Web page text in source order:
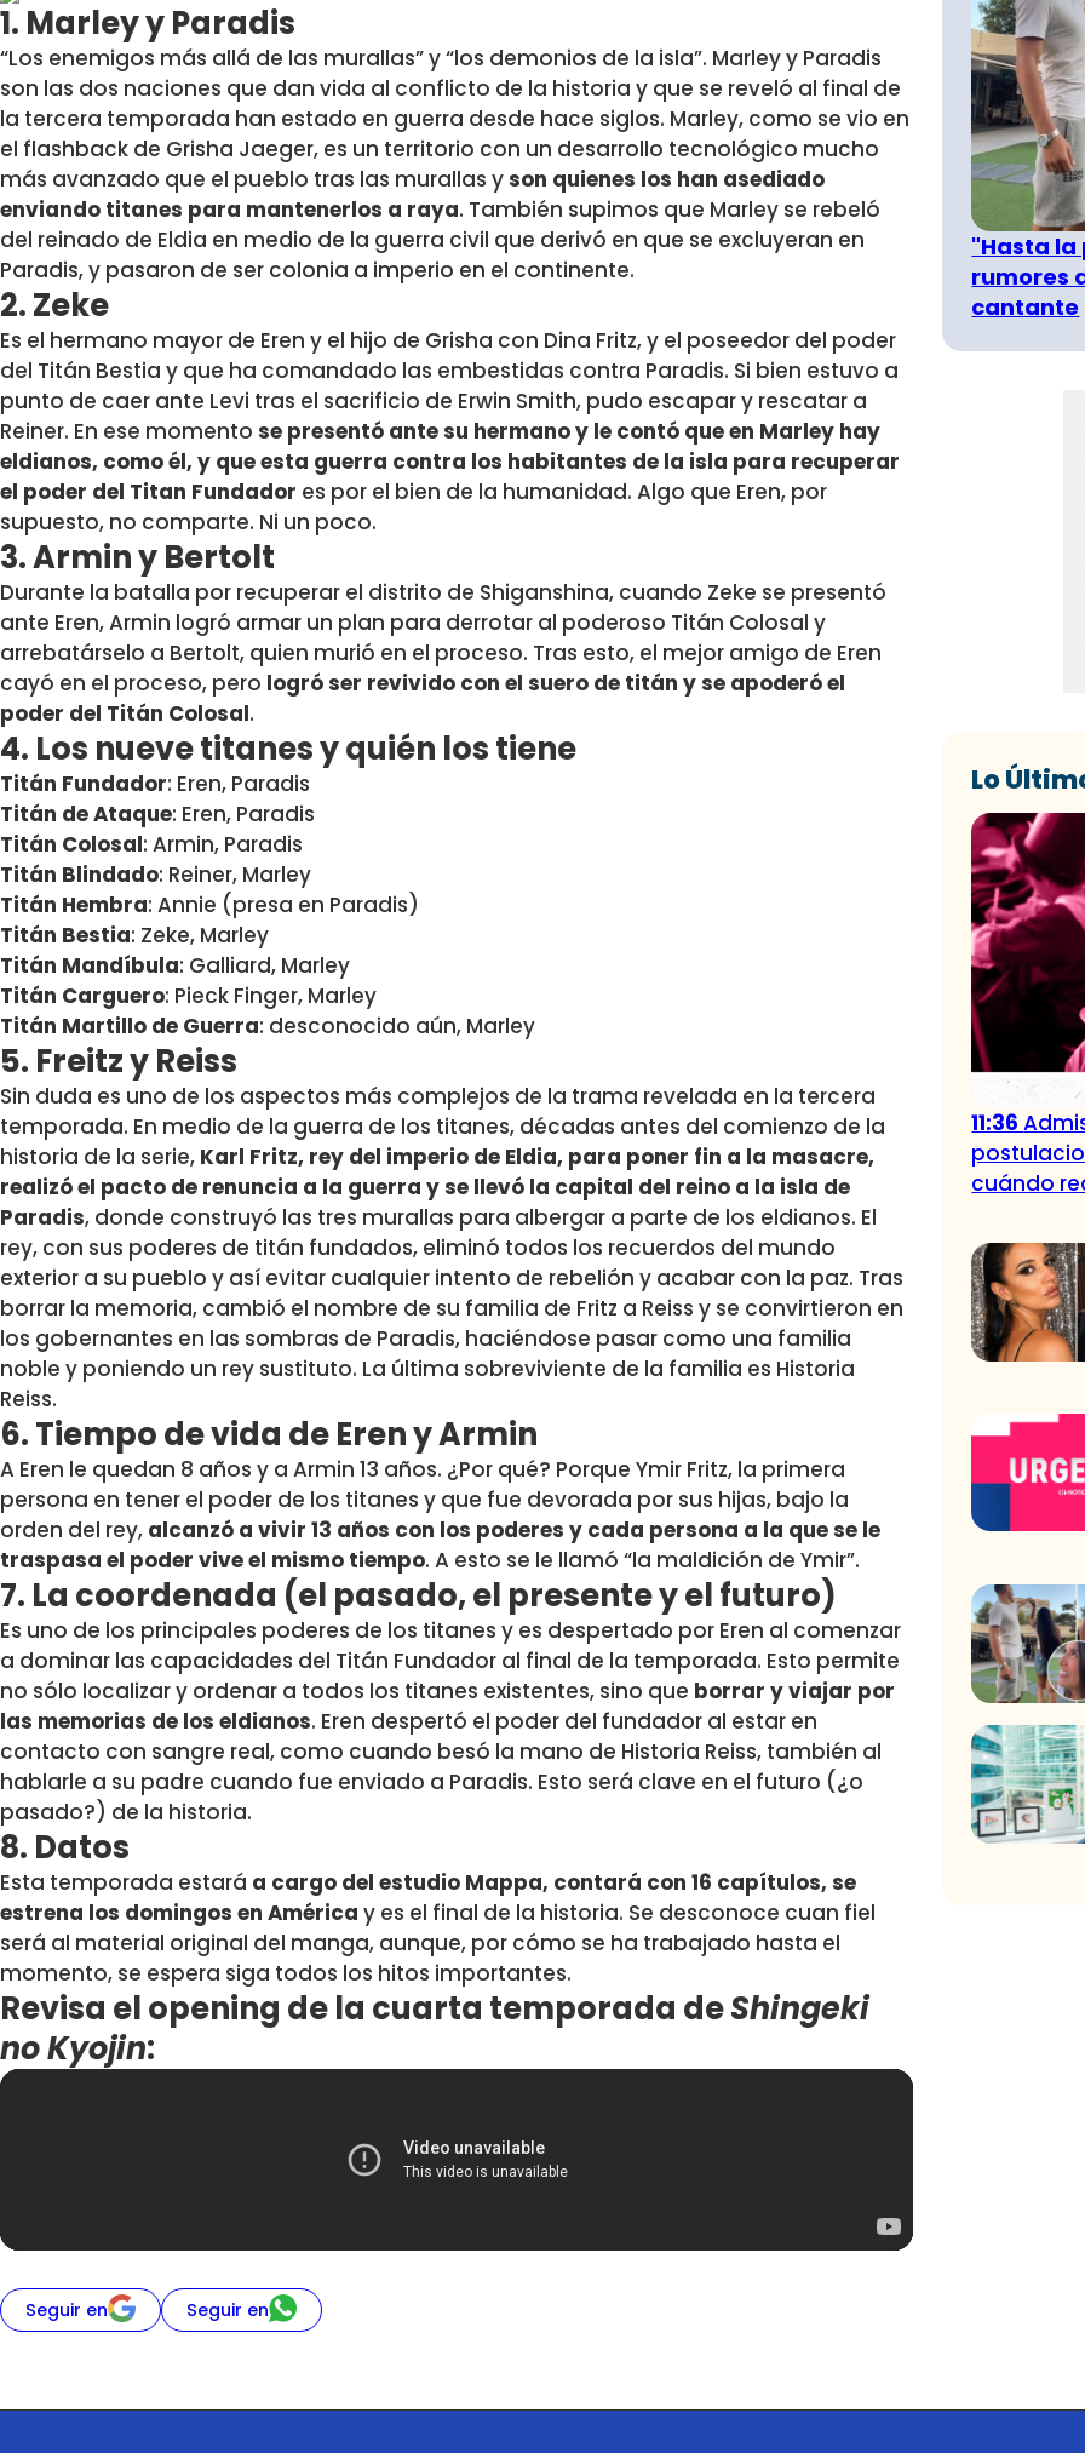
1. Marley y Paradis
“Los enemigos más allá de las murallas” y “los demonios de la isla”. Marley y Paradis
son las dos naciones que dan vida al conflicto de la historia y que se reveló al final de
la tercera temporada han estado en guerra desde hace siglos. Marley, como se vio en
el flashback de Grisha Jaeger, es un territorio con un desarrollo tecnológico mucho
más avanzado que el pueblo tras las murallas yson quienes los han asediado
enviando titanes para mantenerlos a raya. También supimos que Marley se rebeló
del reinado de Eldia en medio de la guerra civil que derivó en que se excluyeran en
Paradis, y pasaron de ser colonia a imperio en el continente.
2. Zeke
Es el hermano mayor de Eren y el hijo de Grisha con Dina Fritz, y el poseedor del poder
del Titán Bestia y que ha comandado las embestidas contra Paradis. Si bien estuvo a
punto de caer ante Levi tras el sacrificio de Erwin Smith, pudo escapar y rescatar a
Reiner. En ese momento se presentó ante su hermano y le contó que en Marley hay
eldianos, como él, y que esta guerra contra los habitantes de la isla para recuperar
el poder del Titan Fundador es por el bien de la humanidad. Algo que Eren, por
supuesto, no comparte. Ni un poco.
3. Armin y Bertolt
Durante la batalla por recuperar el distrito de Shiganshina, cuando Zeke se presentó
ante Eren, Armin logró armar un plan para derrotar al poderoso Titán Colosal y
arrebatárselo a Bertolt, quien murió en el proceso. Tras esto, el mejor amigo de Eren
cayó en el proceso, pero logró ser revivido con el suero de titán y se apoderó el
poder del Titán Colosal.
4. Los nueve titanes y quién los tiene
Titán Fundador: Eren, Paradis
Titán de Ataque: Eren, Paradis
Titán Colosal: Armin, Paradis
Titán Blindado: Reiner, Marley
Titán Hembra: Annie (presa en Paradis)
Titán Bestia: Zeke, Marley
Titán Mandíbula: Galliard, Marley
Titán Carguero: Pieck Finger, Marley
Titán Martillo de Guerra: desconocido aún, Marley
5. Freitz y Reiss
Sin duda es uno de los aspectos más complejos de la trama revelada en la tercera
temporada. En medio de la guerra de los titanes, décadas antes del comienzo de la
historia de la serie, Karl Fritz, rey del imperio de Eldia, para poner fin a la masacre,
realizó el pacto de renuncia a la guerra y se llevó la capital del reino a la isla de
Paradis, donde construyó las tres murallas para albergar a parte de los eldianos. El
rey, con sus poderes de titán fundados, eliminó todos los recuerdos del mundo
exterior a su pueblo y así evitar cualquier intento de rebelión y acabar con la paz. Tras
borrar la memoria, cambió el nombre de su familia de Fritz a Reiss y se convirtieron en
los gobernantes en las sombras de Paradis, haciéndose pasar como una familia
noble y poniendo un rey sustituto. La última sobreviviente de la familia es Historia
Reiss.
6. Tiempo de vida de Eren y Armin
A Eren le quedan 8 años y a Armin 13 años. ¿Por qué? Porque Ymir Fritz, la primera
persona en tener el poder de los titanes y que fue devorada por sus hijas, bajo la
orden del rey, alcanzó a vivir 13 años con los poderes y cada persona a la que se le
traspasa el poder vive el mismo tiempo. A esto se le llamó “la maldición de Ymir”.
7. La coordenada (el pasado, el presente y el futuro)
Es uno de los principales poderes de los titanes y es despertado por Eren al comenzar
a dominar las capacidades del Titán Fundador al final de la temporada. Esto permite
no sólo localizar y ordenar a todos los titanes existentes, sino que borrar y viajar por
las memorias de los eldianos. Eren despertó el poder del fundador al estar en
contacto con sangre real, como cuando besó la mano de Historia Reiss, también al
hablarle a su padre cuando fue enviado a Paradis. Esto será clave en el futuro (¿o
pasado?) de la historia.
8. Datos
Esta temporada estará a cargo del estudio Mappa, contará con 16 capítulos, se
estrena los domingos en América y es el final de la historia. Se desconoce cuan fiel
será al material original del manga, aunque, por cómo se ha trabajado hasta el
momento, se espera siga todos los hitos importantes.
Revisa el opening de la cuarta temporada deShingeki
no Kyojin:
Seguir en Seguir en
"Hasta la
rumores
cantante
Lo
11:36
cuándo